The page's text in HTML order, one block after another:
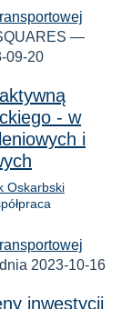
—
09-20
- w
i
Oskarbski
2023-10-16
inwestycji